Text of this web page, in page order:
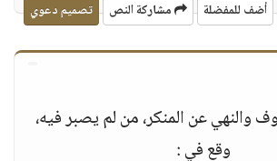
أضف للمفضلة مشاركة النص تصميم دعوي
والنهي عن المنكر، من لم يصبر فيه،
وقع في :